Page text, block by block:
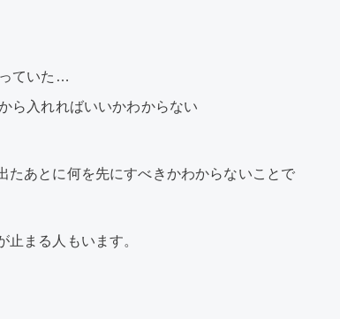
ていた…
ら入れればいいかわからない
たあとに何を先にすべきかわからないことで
まる人もいます。